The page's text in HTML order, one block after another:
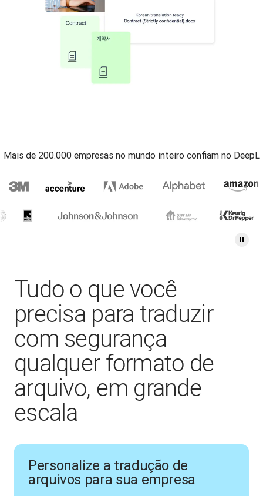
Mais de 200.000 empresas no mundo inteiro confiam no DeepL
Tudo o que você
precisa para traduzir
com segurança
qualquer formato de
arquivo, em grande
escala
Personalize a tradução de
arquivos para sua empresa